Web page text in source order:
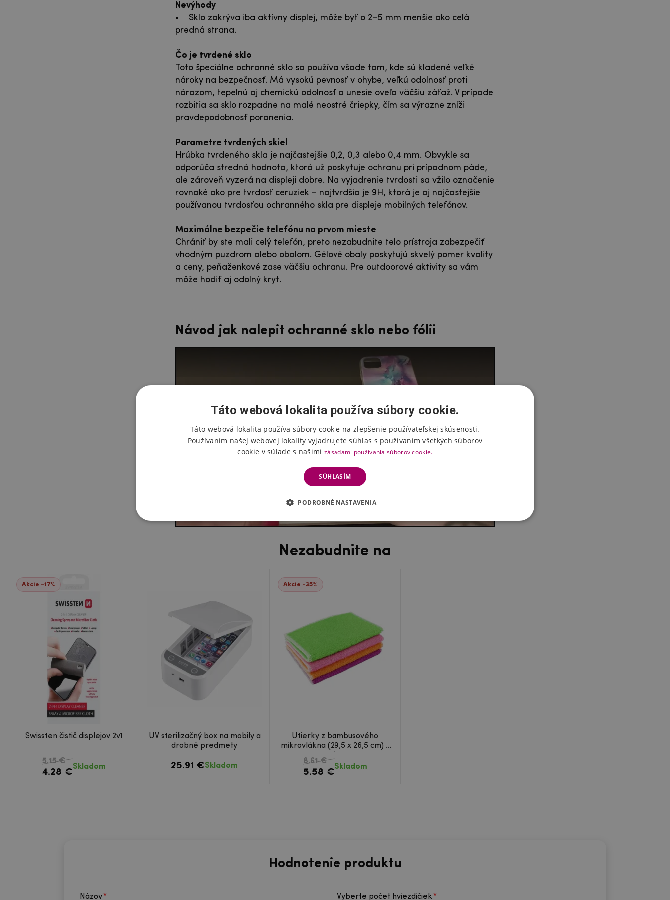
Nevýhody
• Sklo zakrýva iba aktívny displej, môže byť o 2–5 mm menšie ako celá
predná strana.
Čo je tvrdené sklo
Toto špeciálne ochranné sklo sa používa všade tam, kde sú kladené veľké
nároky na bezpečnosť. Má vysokú pevnosť v ohybe, veľkú odolnosť proti
nárazom, tepelnú aj chemickú odolnosť a unesie oveľa väčšiu záťaž. V prípade
rozbitia sa sklo rozpadne na malé neostré čriepky, čím sa výrazne zníži
pravdepodobnosť poranenia.
Parametre tvrdených skiel
Hrúbka tvrdeného skla je najčastejšie 0,2, 0,3 alebo 0,4 mm. Obvykle sa
odporúča stredná hodnota, ktorá už poskytuje ochranu pri prípadnom páde,
ale zároveň vyzerá na displeji dobre. Na vyjadrenie tvrdosti sa vžilo označenie
rovnaké ako pre tvrdosť ceruziek – najtvrdšia je 9H, ktorá je aj najčastejšie
používanou tvrdosťou ochranného skla pre displeje mobilných telefónov.
Maximálne bezpečie telefónu na prvom mieste
Chrániť by ste mali celý telefón, preto nezabudnite telo prístroja zabezpečiť
vhodným puzdrom alebo obalom. Gélové obaly poskytujú skvelý pomer kvality
a ceny, peňaženkové zase väčšiu ochranu. Pre outdoorové aktivity sa vám
môže hodiť aj odolný kryt.
Návod jak nalepit ochranné sklo nebo fólii
Návod jak nalepit ochranné sklo nebo fólii
Nezabudnite na
Akcie -17%
Swissten čistič displejov 2v1
5.15 €
4.28 €
Skladom
UV sterilizačný box na mobily a
drobné predmety
25.91 €Skladom
Akcie -35%
Utierky z bambusového
mikrovlákna (29,5 x 26,5 cm) -
8.61 €
5.58 €
Skladom
Hodnotenie produktu
Názov Vyberte počet hviezdičiek
Táto webová lokalita používa súbory cookie.
Táto webová lokalita používa súbory cookie na zlepšenie používateľskej skúsenosti.
Používaním našej webovej lokality vyjadrujete súhlas s používaním všetkých súborov
cookie v súlade s našimi zásadami používania súborov cookie.
SÚHLASÍM
PODROBNÉ NASTAVENIA